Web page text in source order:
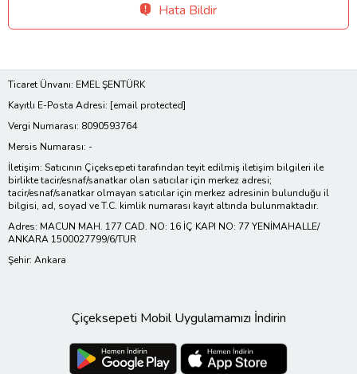
Hata Bildir
Ticaret Ünvanı: EMEL ŞENTÜRK
Kayıtlı E-Posta Adresi: [email protected]
Vergi Numarası: 8090593764
Mersis Numarası: -
İletişim: Satıcının Çiçeksepeti tarafından teyit edilmiş iletişim bilgileri ile
birlikte tacir/esnaf/sanatkar olan satıcılar için merkez adresi;
tacir/esnaf/sanatkar olmayan satıcılar için merkez adresinin bulunduğu il
bilgisi, ad, soyad ve T.C. kimlik numarası kayıt altında bulunmaktadır.
Adres: MACUN MAH. 177 CAD. NO: 16 İÇ KAPI NO: 77 YENİMAHALLE/
ANKARA 1500027799/6/TUR
Şehir: Ankara
Çiçeksepeti Mobil Uygulamamızı İndirin